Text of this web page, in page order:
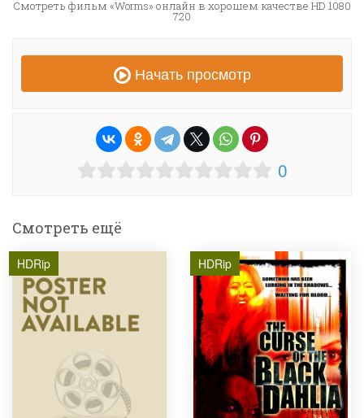
Смотреть фильм «Worms» онлайн в хорошем качестве HD 1080
720
Начать просмотр
0
Смотреть ещё
HDRip HDRip